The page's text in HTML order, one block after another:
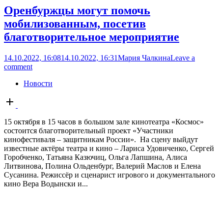
Оренбуржцы могут помочь
мобилизованным, посетив
благотворительное мероприятие
14.10.2022, 16:0814.10.2022, 16:31Мария ЧалкинаLeave a
comment
Новости
Open
post
15 октября в 15 часов в большом зале кинотеатра «Космос»
состоится благотворительный проект «Участники
кинофестиваля – защитникам России». На сцену выйдут
известные актёры театра и кино – Лариса Удовиченко, Сергей
Горобченко, Татьяна Казючиц, Ольга Лапшина, Алиса
Литвинова, Полина Ольденбург, Валерий Маслов и Елена
Сусанина. Режиссёр и сценарист игрового и документального
кино Вера Водынски и...